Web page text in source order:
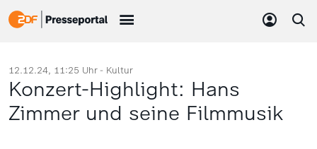
12.12.24, 11:25 Uhr - Kultur
Konzert-Highlight: Hans
Zimmer und seine Filmmusik